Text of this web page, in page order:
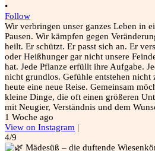
•
Follow
Wir verbringen unser ganzes Leben in
Pausen. Wir kämpfen gegen
heilt. Er schützt. Er passt sich an. Er
oder Heißhunger gar nicht unsere
hat. Jede Pflanze erfüllt ihre Aufgabe.
nicht grundlos. Gefühle entstehen
heute eine neue Reise. Gemeinsam
kleine Dinge, die oft einen größeren
mit Neugier, Verständnis und dem
1 Woche ago
View on Instagram |
4/9